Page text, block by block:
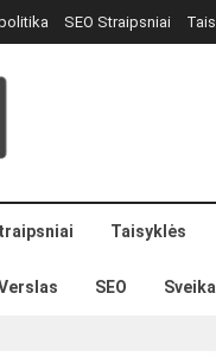
SEO Straipsniai
Taisyklės
SEO